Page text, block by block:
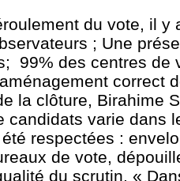
du vote, il
; Une
99% des centres de
correct
la clôture,
candidats varie dans
respectées :
de vote,
du scrutin. «